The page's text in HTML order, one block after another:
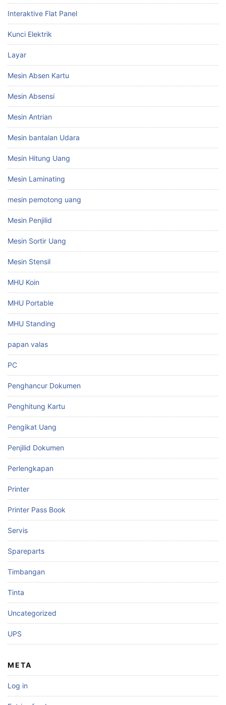
Interaktive Flat Panel
Kunci Elektrik
Layar
Mesin Absen Kartu
Mesin Absensi
Mesin Antrian
Mesin bantalan Udara
Mesin Hitung Uang
Mesin Laminating
mesin pemotong uang
Mesin Penjilid
Mesin Sortir Uang
Mesin Stensil
MHU Koin
MHU Portable
MHU Standing
papan valas
PC
Penghancur Dokumen
Penghitung Kartu
Pengikat Uang
Penjilid Dokumen
Perlengkapan
Printer
Printer Pass Book
Servis
Spareparts
Timbangan
Tinta
Uncategorized
UPS
META
Log in